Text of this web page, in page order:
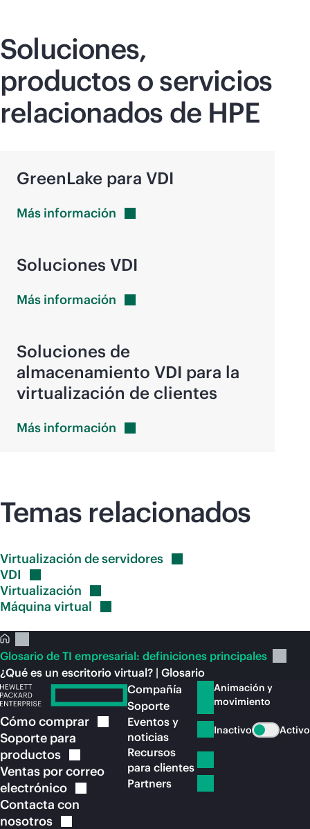
Soluciones,
productos o servicios
relacionados de HPE
GreenLake para VDI
Más información
Soluciones VDI
Más información
Soluciones de
almacenamiento VDI para la
virtualización de clientes
Más información
Temas relacionados
Virtualización deservidores
VDI
Virtualización
Máquina virtual
Glosario de TI empresarial: definiciones principales
¿Qué es un escritorio virtual? | Glosario
Cómocomprar
Soporte para
productos
Ventas por correo
electrónico
Contacta con
nosotros
Compañía
Soporte
Eventos y
noticias
Recursos
para clientes
Partners
Animación y
movimiento
Inactivo Activo